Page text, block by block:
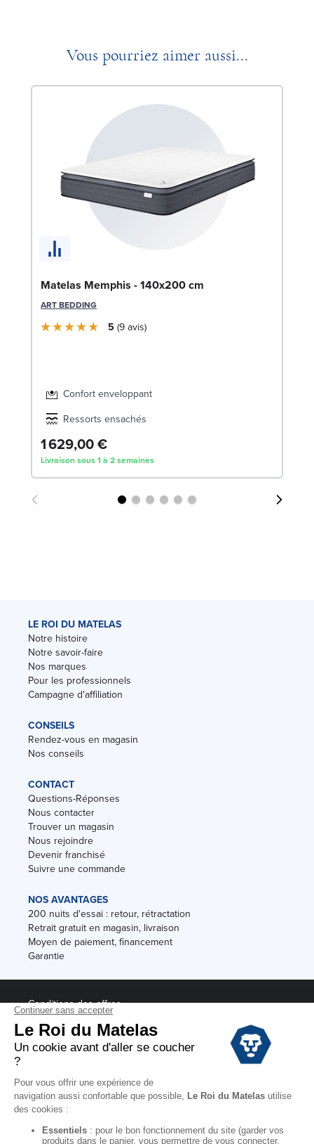
Vous pourriez aimer aussi...
Matelas Memphis - 140x200 cm
ART BEDDING
5 9 avis
Confort enveloppant
Ressorts ensachés
1 629,00 €
Livraison sous 1 à 2 semaines
LE ROI DU MATELAS
Notre histoire
Notre savoir-faire
Nos marques
Pour les professionnels
Campagne d'affiliation
CONSEILS
Rendez-vous en magasin
Nos conseils
CONTACT
Questions-Réponses
Nous contacter
Trouver un magasin
Nous rejoindre
Devenir franchisé
Suivre une commande
NOS AVANTAGES
200 nuits d'essai : retour, rétractation
Retrait gratuit en magasin, livraison
Moyen de paiement, financement
Garantie
Conditions des offres
Black Friday
Destockage
Soldes
Conditions Générales de vente magasin
Conditions Générales de vente internet
Mentions Légales
Données personnelles